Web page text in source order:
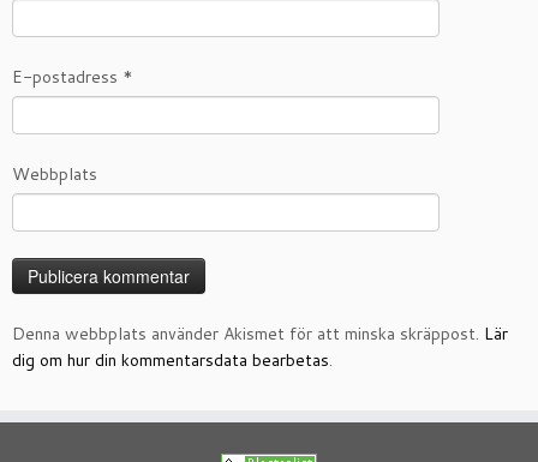
E-postadress *
Webbplats
Denna webbplats använder Akismet för att minska skräppost. Lär
dig om hur din kommentarsdata bearbetas.